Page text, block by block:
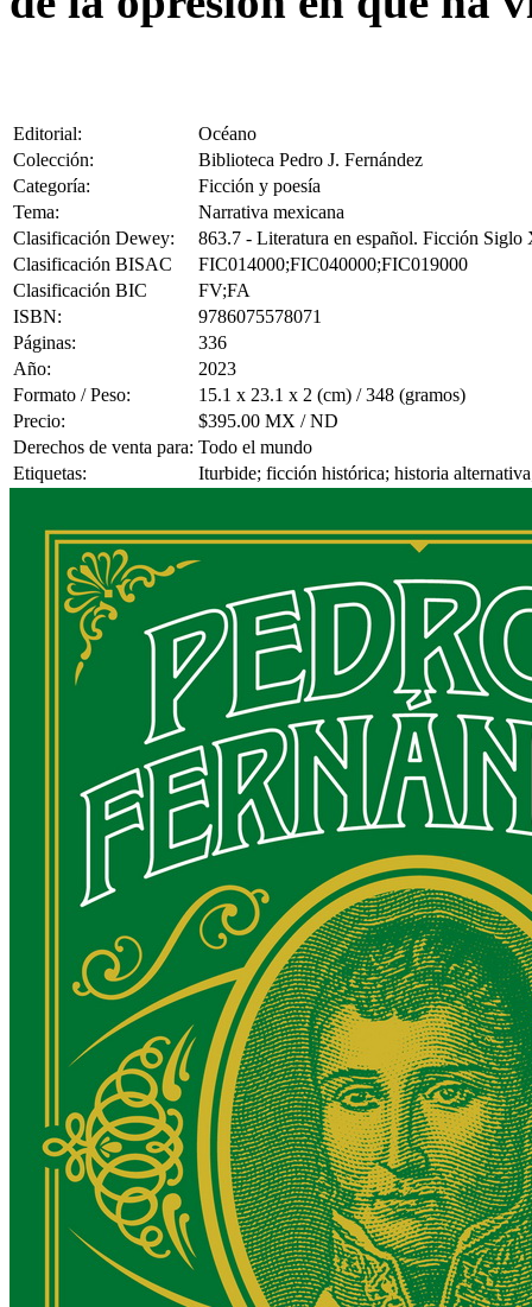
Editorial:
Océano
Colección:
Biblioteca Pedro J. Fernández
Categoría:
Ficción y poesía
Tema:
Narrativa mexicana
Clasificación Dewey:
863.7 - Literatura en español. Ficción
Clasificación BISAC
FIC014000;FIC040000;FIC019000
Clasificación BIC
FV;FA
ISBN:
9786075578071
Páginas:
336
Año:
2023
Formato / Peso:
15.1 x 23.1 x 2 (cm) / 348 (gramos)
Precio:
$395.00 MX / ND
Derechos de venta para: Todo el mundo
Etiquetas:
Iturbide; ficción histórica; historia